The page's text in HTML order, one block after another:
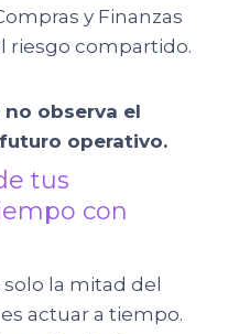
y Finanzas
riesgo compartido.
no observa el
operativo.
tus
con
la mitad del
actuar a tiempo.